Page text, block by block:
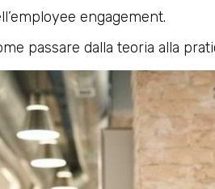
engagement.
passare dalla teoria alla